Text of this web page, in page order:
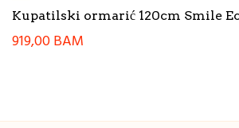
Kupatilski ormarić 120cm Smile
919,00BAM